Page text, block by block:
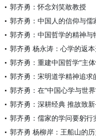
郭齐勇：怀念刘笑敢教授
郭齐勇：中国人的信仰与儒
郭齐勇：中国哲学的精神与
郭齐勇 杨永涛：心学的返
郭齐勇：重建中国哲学“主
郭齐勇：宋明道学精神追求
郭齐勇：在“中国心学与世
郭齐勇：深耕经典 推故致
郭齐勇：儒家的学问要躬行
郭齐勇 杨柳岸：王船山的